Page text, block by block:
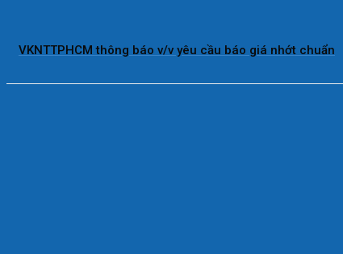
VKNTTPHCM thông báo v/v yêu cầu báo giá nhớt chuẩn